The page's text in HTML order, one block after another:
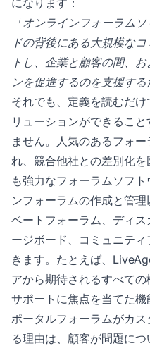
「オンラインフォーラム
ドの背後にある大規模な
トし、企業と顧客の間、
ンを促進するのを支援す
それでも、定義を読むだ
リューションができるこ
ません。人気のあるフォ
れ、競合他社との差別化
も強力なフォーラムソフ
ンフォーラムの作成と管
ベートフォーラム、ディ
ージボード、コミュニテ
きます。たとえば、
アから期待されるすべて
サポートに焦点を当てた機
ポータルフォーラムがカ
る理由は、顧客が問題に